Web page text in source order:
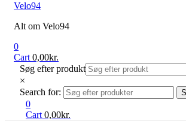
Velo94
Alt om Velo94
0
Cart 0,00kr.
Søg efter produkt
×
Search for:
0
Cart 0,00kr.